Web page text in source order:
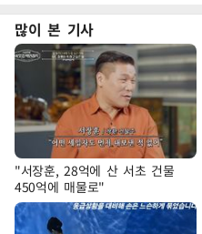
많이 본 기사
"서장훈, 28억에 산 서초 건물
450억에 매물로"